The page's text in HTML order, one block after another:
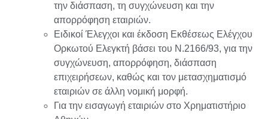
την διάσπαση, τη συγχώνευση και την
απορρόφηση εταιριών.
Ειδικοί Έλεγχοι και έκδοση Εκθέσεως Ελέγχου
Ορκωτού Ελεγκτή βάσει του Ν.2166/93, για την
συγχώνευση, απορρόφηση, διάσπαση
επιχειρήσεων, καθώς και τον μετασχηματισμό
εταιριών σε άλλη νομική μορφή.
Για την εισαγωγή εταιριών στο Χρηματιστήριο